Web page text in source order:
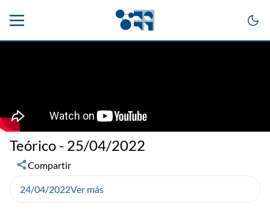
Teórico - 25/04/2022
Compartir
24/04/2022Ver más